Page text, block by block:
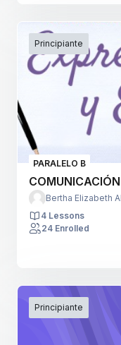
Principiante
PARALELO B
Bertha Elizabeth
4 Lessons
24 Enrolled
Principiante